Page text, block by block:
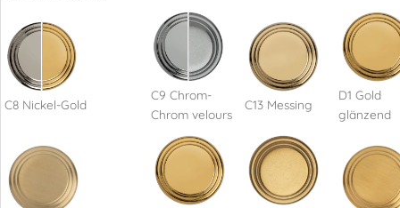
C8 Nickel-Gold
C9 Chrom-
Chrom velours
C13 Messing
D1 Gold
glänzend